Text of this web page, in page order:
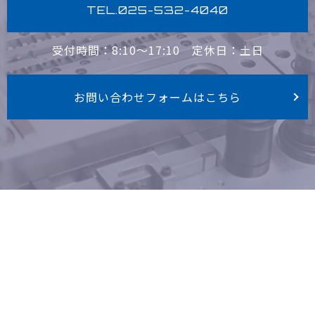
TEL.025-532-4040
受付時間：8:10〜17:10定休日：土日
お問い合わせフォームはこちら